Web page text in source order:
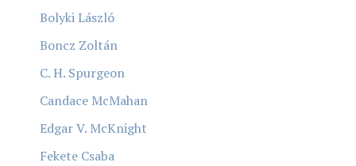
Bolyki László
Boncz Zoltán
C. H. Spurgeon
Candace McMahan
Edgar V. McKnight
Fekete Csaba